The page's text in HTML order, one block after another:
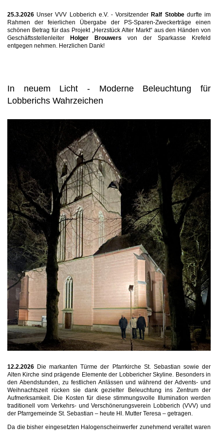
25.3.2026 Unser VVV Lobberich e.V. - Vorsitzender Ralf Stobbedurfte im
Rahmen der feierlichen Übergabe der PS-Sparen-Zweckerträge einen
schönen Betrag für das Projekt „Herzstück Alter Markt“ aus den Händen von
Geschäftsstellenleiter
Holger Brouwers von der Sparkasse Krefeld
entgegen nehmen. Herzlichen Dank!
In neuem Licht - Moderne Beleuchtung für
Lobberichs Wahrzeichen
12.2.2026 Die markanten Türme der Pfarrkirche St. Sebastian sowie der
Alten Kirche sind prägende Elemente der Lobbericher Skyline. Besonders in
den Abendstunden, zu festlichen Anlässen und während der Advents- und
Weihnachtszeit rücken sie dank gezielter Beleuchtung ins Zentrum der
Aufmerksamkeit. Die Kosten für diese stimmungsvolle Illumination werden
traditionell vom Verkehrs- und Verschönerungsverein Lobberich (VVV) und
der Pfarrgemeinde St. Sebastian – heute Hl. Mutter Teresa – getragen.
Da die bisher eingesetzten Halogenscheinwerfer zunehmend veraltet waren